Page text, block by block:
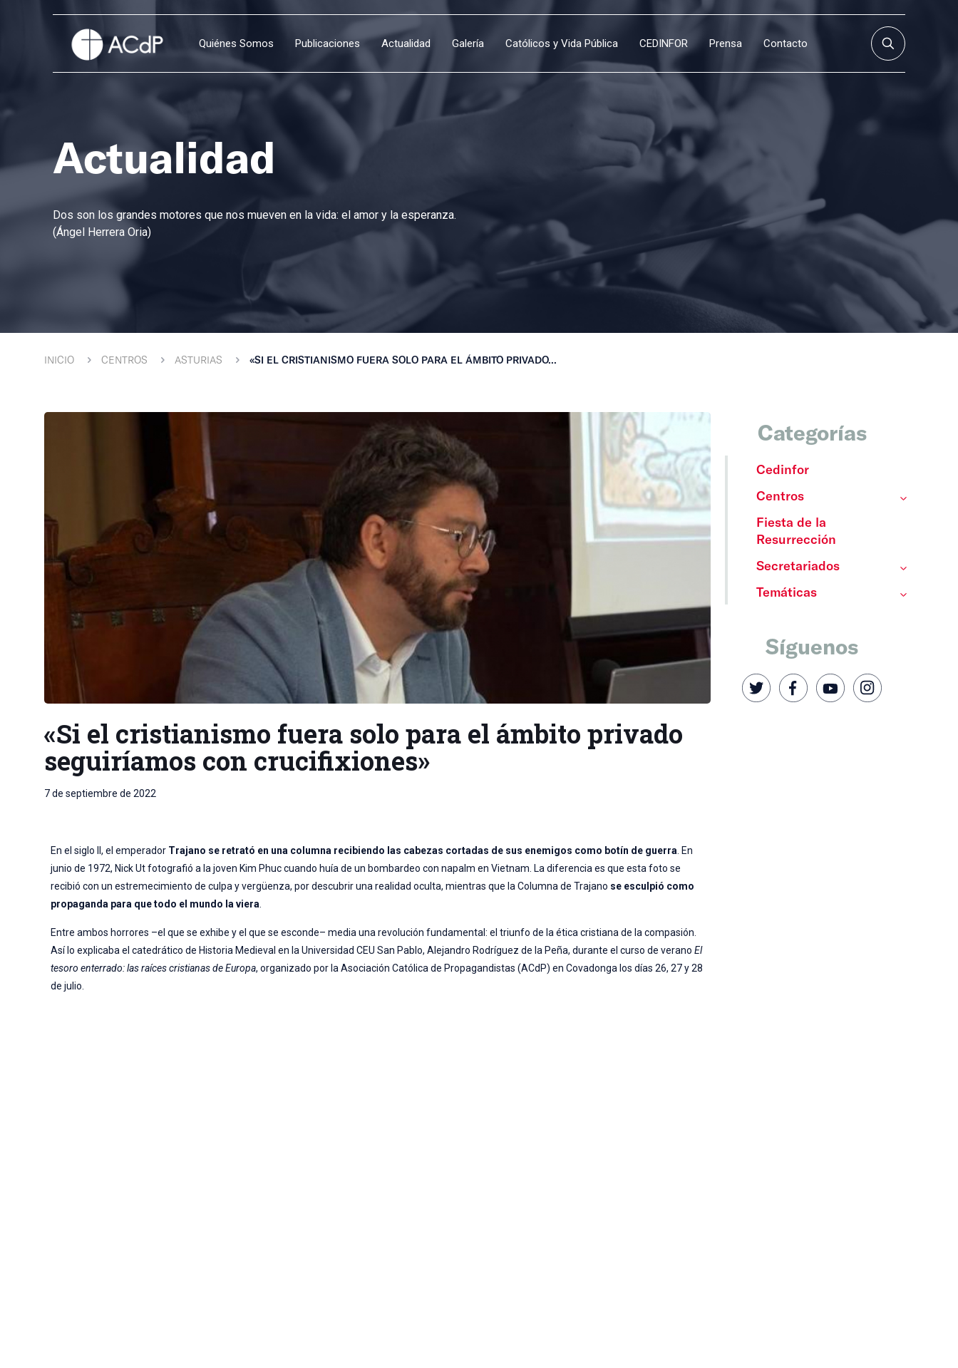
Quiénes Somos Publicaciones Actualidad Galería Católicos y Vida Pública CEDINFOR Prensa Contacto
Actualidad
Dos son los grandes motores que nos mueven en la vida: el amor y la esperanza.
(Ángel Herrera Oria)
INICIO CENTROS ASTURIAS «SI EL CRISTIANISMO FUERA SOLO PARA EL ÁMBITO PRIVADO...
«Si el cristianismo fuera solo para el ámbito privado
seguiríamos con crucifixiones»
7 de septiembre de 2022
En el siglo II, el emperador Trajano se retrató en una columna recibiendo las cabezas cortadas de sus enemigos como botín de guerra . En
junio de 1972, Nick Ut fotografió a la joven Kim Phuc cuando huía de un bombardeo con napalm en Vietnam. La diferencia es que esta foto se
recibió con un estremecimiento de culpa y vergüenza, por descubrir una realidad oculta, mientras que la Columna de Trajano se esculpió como
propaganda para que todo el mundo la viera
Entre ambos horrores –el que se exhibe y el que se esconde– media una revolución fundamental: el triunfo de la ética cristiana de la compasión.
Así lo explicaba el catedrático de Historia Medieval en la Universidad CEU San Pablo, Alejandro Rodríguez de la Peña, durante el curso de veranoEl
tesoro enterrado: las raíces cristianas de Europa, organizado por la Asociación Católica de Propagandistas (ACdP) en Covadonga los días 26, 27 y 28
de julio.
Categorías
Cedinfor
Centros
Fiesta de la
Resurrección
Secretariados
Temáticas
Síguenos